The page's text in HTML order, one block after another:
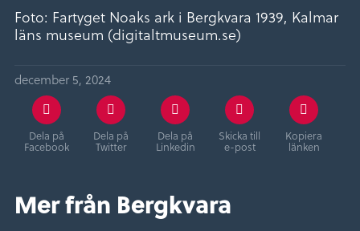
Foto: Fartyget Noaks ark i Bergkvara 1939, Kalmar
läns museum (digitaltmuseum.se)
december 5, 2024
Dela på
Facebook
Dela på
Twitter
Dela på
Linkedin
Skicka till
e-post
Kopiera
länken
Mer från Bergkvara